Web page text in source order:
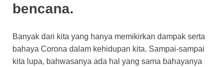
bencana.
Banyak dari kita yang hanya memikirkan dampak serta
bahaya Corona dalam kehidupan kita. Sampai-sampai
kita lupa, bahwasanya ada hal yang sama bahayanya